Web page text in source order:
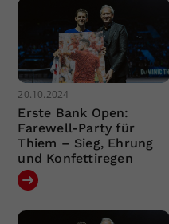
20.10.2024
Erste Bank Open:
Farewell-Party für
Thiem – Sieg, Ehrung
und Konfettiregen